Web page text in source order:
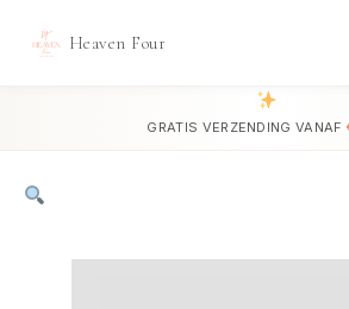
Heaven Four
inhoud
GRATIS VERZENDING VANAF